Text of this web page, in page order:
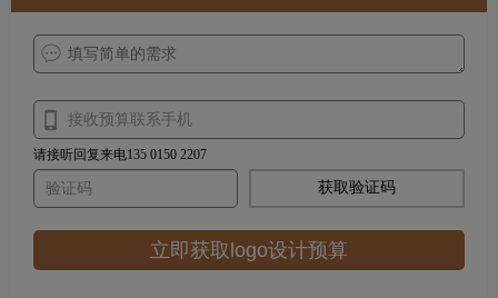
请接听回复来电135 0150 2207
获取验证码
立即获取logo设计预算